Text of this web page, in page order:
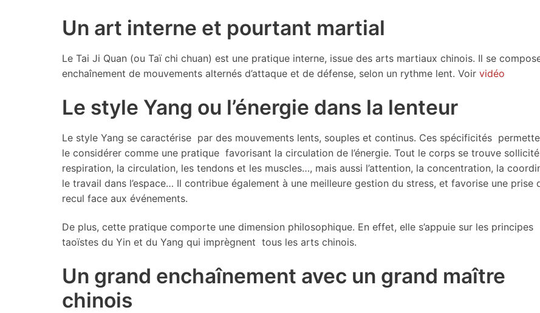
Un art interne et pourtant martial
Le Tai Ji Quan (ou Taï chi chuan) est une pratique interne, issue des arts martiaux chinois. Il se compose
enchaînement de mouvements alternés d’attaque et de défense, selon un rythme lent. Voir vidéo
Le style Yang ou l’énergie dans la lenteur
Le style Yang se caractérise par des mouvements lents, souples et continus. Ces spécificités
le considérer comme une pratique favorisant la circulation de l’énergie. Tout le corps se trouve
respiration, la circulation, les tendons et les muscles…, mais aussi l’attention, la concentration, la
le travail dans l’espace… Il contribue également à une meilleure gestion du stress, et favorise une prise
recul face aux événements.
De plus, cette pratique comporte une dimension philosophique. En effet, elle s’appuie sur les principes
taoïstes du Yin et du Yang qui imprègnent tous les arts chinois.
Un grand enchaînement avec un grand maître
chinois